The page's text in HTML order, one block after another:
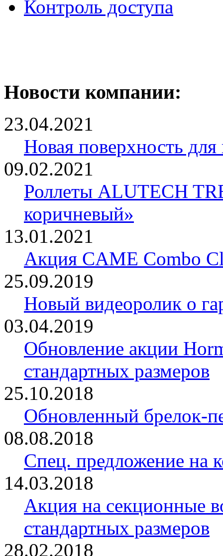
Контроль доступа
Новости компании:
23.04.2021
Новая поверхность
09.02.2021
Роллеты ALUTECH
коричневый»
13.01.2021
Акция CAME Combo
25.09.2019
Новый видеоролик о
03.04.2019
Обновление акции
стандартных размеров
25.10.2018
Обновленный брелок-
08.08.2018
Спец. предложение на
14.03.2018
Акция на секционные
стандартных размеров
28.02.2018